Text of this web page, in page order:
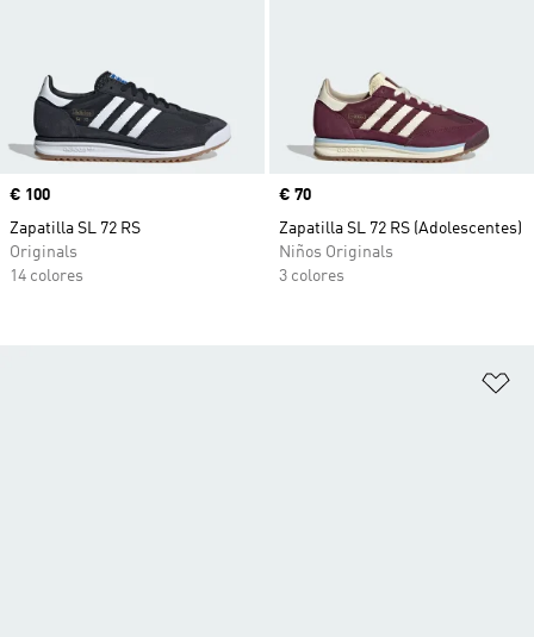
Precio
€ 100
Zapatilla SL 72 RS
Originals
14 colores
Precio
€ 70
Zapatilla SL 72 RS (Adolescentes)
Niños Originals
3 colores